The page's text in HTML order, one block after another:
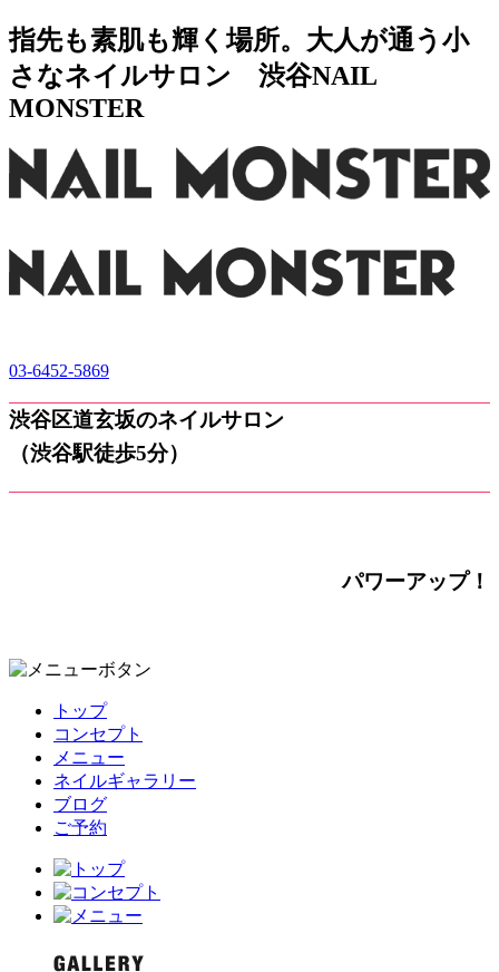
指先も素肌も輝く場所。大人が通う小
さなネイルサロン 渋谷NAIL
MONSTER
03-6452-5869
渋谷区道玄坂のネイルサロン
（渋谷駅徒歩5分）
パワーアップ！
トップ
コンセプト
メニュー
ネイルギャラリー
ブログ
ご予約